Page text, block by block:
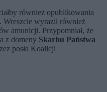
również opublikowania
Wreszcie wyraził również
amunicji. Przypomniał, że
z domeny Skarbu Państwa
posła Koalicji